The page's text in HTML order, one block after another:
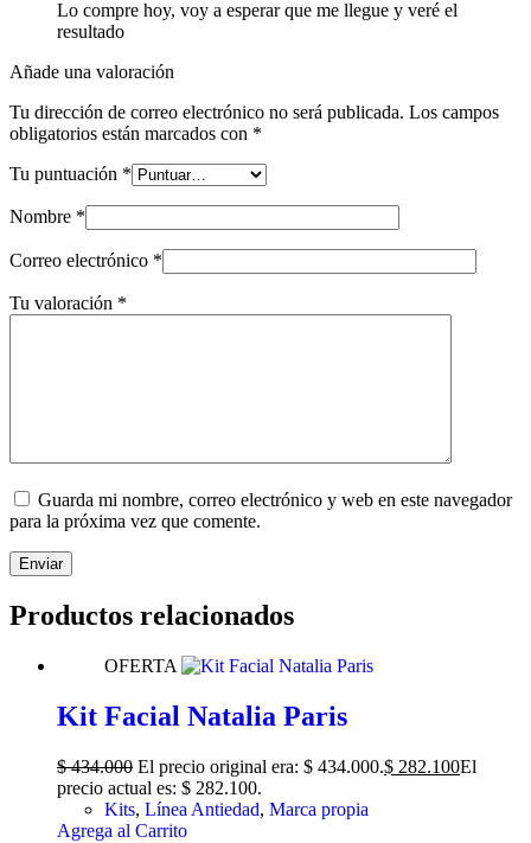
Lo compre hoy, voy a esperar que me llegue y veré el
resultado
Añade una valoración
Tu dirección de correo electrónico no será publicada. Los campos
obligatorios están marcados con *
Tu puntuación *
Nombre *
Correo electrónico *
Tu valoración *
Guarda mi nombre, correo electrónico y web en este navegador
para la próxima vez que comente.
Enviar
Productos relacionados
OFERTA
Kit Facial Natalia Paris
$434.000 El precio original era: $ 434.000.$ 282.100El
precio actual es: $ 282.100.
Kits, Línea Antiedad, Marca propia
Agrega al Carrito